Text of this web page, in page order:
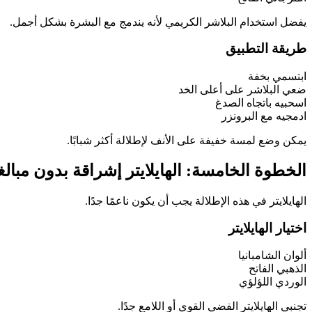
يفضل استخدام البلاشر الكريمي لأنه يندمج مع البشرة بشكل أجمل.
طريقة التطبيق
ابتسمي بخفة
ضعي البلاشر على أعلى الخد
اسحبيه باتجاه الصدغ
ادمجيه مع البرونزر
يمكن وضع لمسة خفيفة على الأنف لإطلالة أكثر شبابًا.
الخطوة الخامسة: الهايلايتر إشراقة بدون
الهايلايتر في هذه الإطلالة يجب أن يكون ناعمًا جدًا.
اختيار الهايلايتر
ألوان الشامبانيا
الذهبي الفاتح
الوردي اللؤلؤي
تجنبي الهايلايتر الفضي القوي أو اللامع جدًا.